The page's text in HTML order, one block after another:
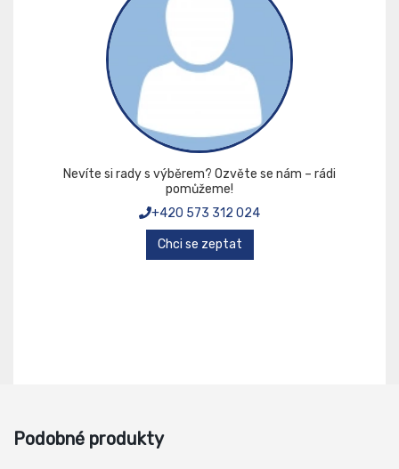
Nevíte si rady s výběrem? Ozvěte se nám – rádi
pomůžeme!
+420 573 312 024
Chci se zeptat
Podobné produkty